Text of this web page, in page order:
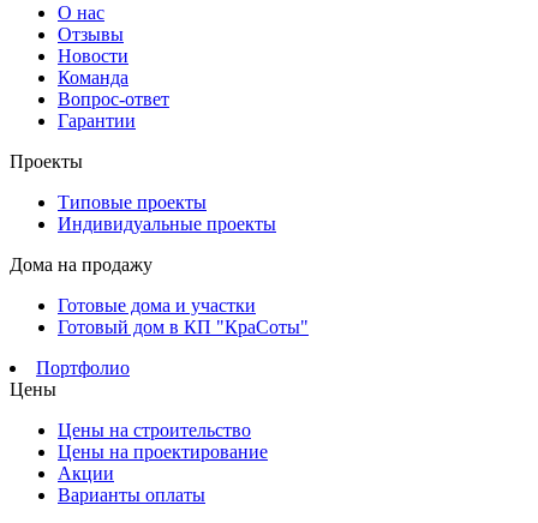
О нас
Отзывы
Новости
Команда
Вопрос-ответ
Гарантии
Проекты
Типовые проекты
Индивидуальные проекты
Дома на продажу
Готовые дома и участки
Готовый дом в КП "КраСоты"
Портфолио
Цены
Цены на строительство
Цены на проектирование
Акции
Варианты оплаты